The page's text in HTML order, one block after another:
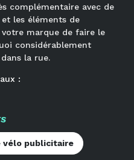
complémentaire avec de
les éléments de
marque de faire le
considérablement
la rue.
:
vélo publicitaire